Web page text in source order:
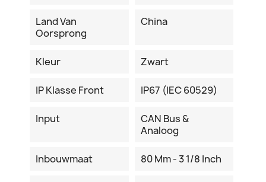
Land Van
Oorsprong
China
Kleur Zwart
IP Klasse Front IP67 (IEC 60529)
Input
CAN Bus &
Analoog
Inbouwmaat 80 Mm - 3 1/8 Inch